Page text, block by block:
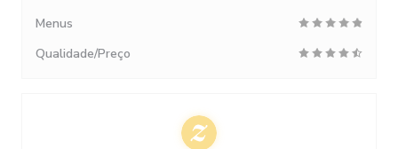
Menus
Qualidade/Preço